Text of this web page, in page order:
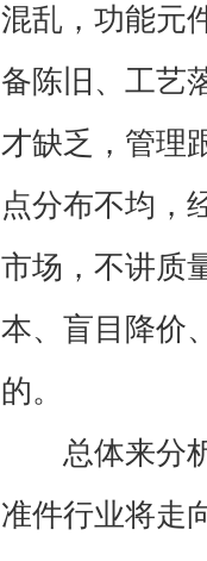
混乱，功能元
备陈旧、工艺
才缺乏，管理
点分布不均，
市场，不讲质
本、盲目降价
的。
总体来分析
准件行业将走